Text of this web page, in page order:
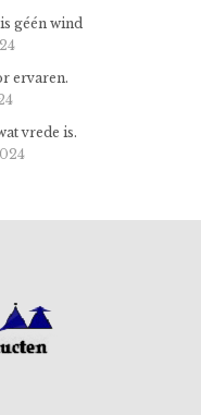
géén wind
ervaren.
vrede is.